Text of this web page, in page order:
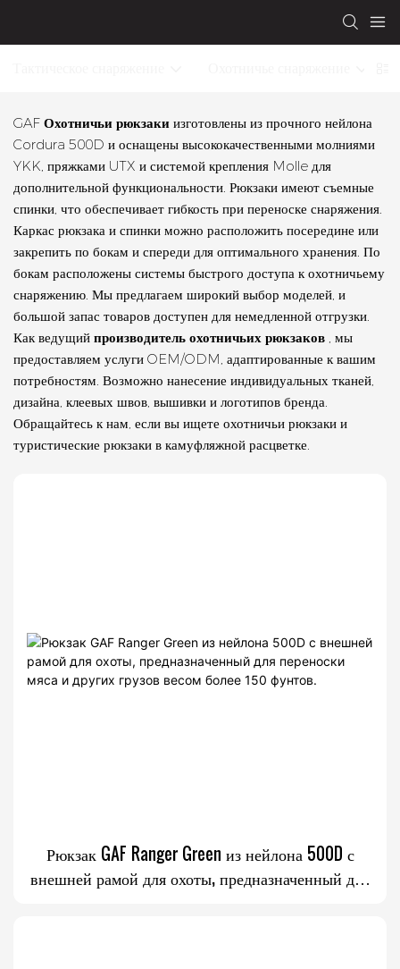
GAF Охотничьи рюкзаки изготовлены из прочного нейлона
Cordura 500D и оснащены высококачественными молниями
YKK, пряжками UTX и системой крепления Molle для
дополнительной функциональности. Рюкзаки имеют съемные
спинки, что обеспечивает гибкость при переноске снаряжения.
Каркас рюкзака и спинки можно расположить посередине или
закрепить по бокам и спереди для оптимального хранения. По
бокам расположены системы быстрого доступа к охотничьему
снаряжению. Мы предлагаем широкий выбор моделей, и
большой запас товаров доступен для немедленной отгрузки.
Как ведущий производитель охотничьих рюкзаков , мы
предоставляем услуги OEM/ODM, адаптированные к вашим
потребностям. Возможно нанесение индивидуальных тканей,
дизайна, клеевых швов, вышивки и логотипов бренда.
Обращайтесь к нам, если вы ищете охотничьи рюкзаки и
туристические рюкзаки в камуфляжной расцветке.
Рюкзак GAF Ranger Green из нейлона 500D с
внешней рамой для охоты, предназначенный для